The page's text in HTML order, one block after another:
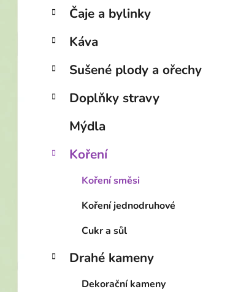
s
r
n
n
í
n
e
o
i
Čaje a bylinky
Káva
Sušené plody a ořechy
Doplňky stravy
Mýdla
Koření
Koření směsi
Koření jednodruhové
Cukr a sůl
Drahé kameny
Dekorační kameny